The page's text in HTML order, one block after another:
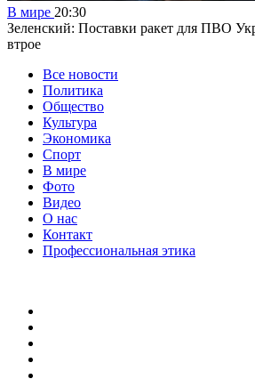
В мире 20:30
Зеленский: Поставки ракет для ПВО
втрое
Все новости
Политика
Общество
Культура
Экономика
Спорт
В мире
Фото
Видео
О нас
Контакт
Профессиональная этика